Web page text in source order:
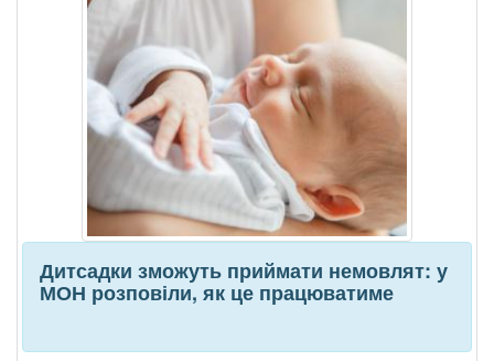
Дитсадки зможуть приймати немовлят: у
МОН розповіли, як це працюватиме